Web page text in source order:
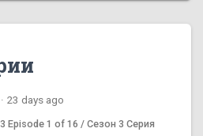
· 23 days ago
Episode 1 of 16 / Сезон 3 Серия